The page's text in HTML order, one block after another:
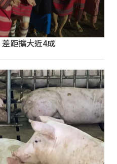
距擴大近4成